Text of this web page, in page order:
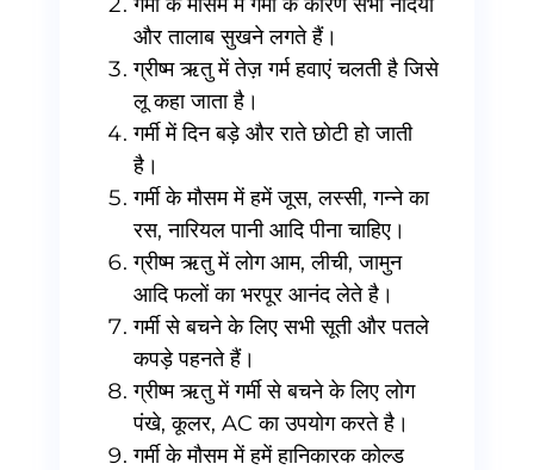
और तालाब सुखने लगते हैं।
ग्रीष्म ऋतु में तेज़ गर्म हवाएं चलती है जिसे
लू कहा जाता है।
गर्मी में दिन बड़े और राते छोटी हो जाती
है।
गर्मी के मौसम में हमें जूस, लस्सी, गन्ने का
रस, नारियल पानी आदि पीना चाहिए।
ग्रीष्म ऋतु में लोग आम, लीची, जामुन
आदि फलों का भरपूर आनंद लेते है।
गर्मी से बचने के लिए सभी सूती और पतले
कपड़े पहनते हैं।
ग्रीष्म ऋतु में गर्मी से बचने के लिए लोग
पंखे, कूलर, AC का उपयोग करते है।
गर्मी के मौसम में हमें हानिकारक कोल्ड